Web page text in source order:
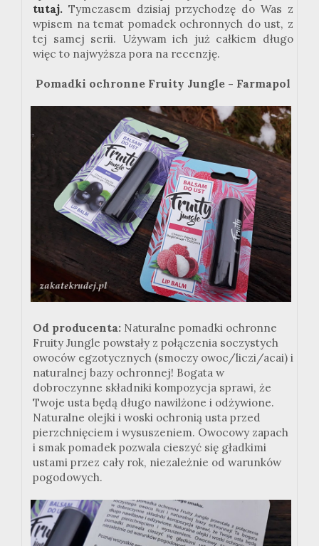
tutaj. Tymczasem dzisiaj przychodzę do Was z
wpisem na temat pomadek ochronnych do ust, z
tej samej serii. Używam ich już całkiem długo
więc to najwyższa pora na recenzję.
Pomadki ochronne Fruity Jungle - Farmapol
Od producenta: Naturalne pomadki ochronne
Fruity Jungle powstały z połączenia soczystych
owoców egzotycznych (smoczy owoc/liczi/acai) i
naturalnej bazy ochronnej! Bogata w
dobroczynne składniki kompozycja sprawi, że
Twoje usta będą długo nawilżone i odżywione.
Naturalne olejki i woski ochronią usta przed
pierzchnięciem i wysuszeniem. Owocowy zapach
i smak pomadek pozwala cieszyć się gładkimi
ustami przez cały rok, niezależnie od warunków
pogodowych.